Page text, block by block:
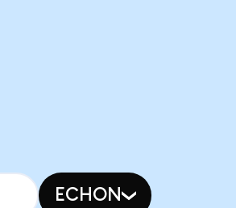
ECHON